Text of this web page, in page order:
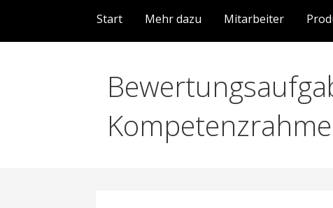
Start Mehr dazu Mitarbeiter